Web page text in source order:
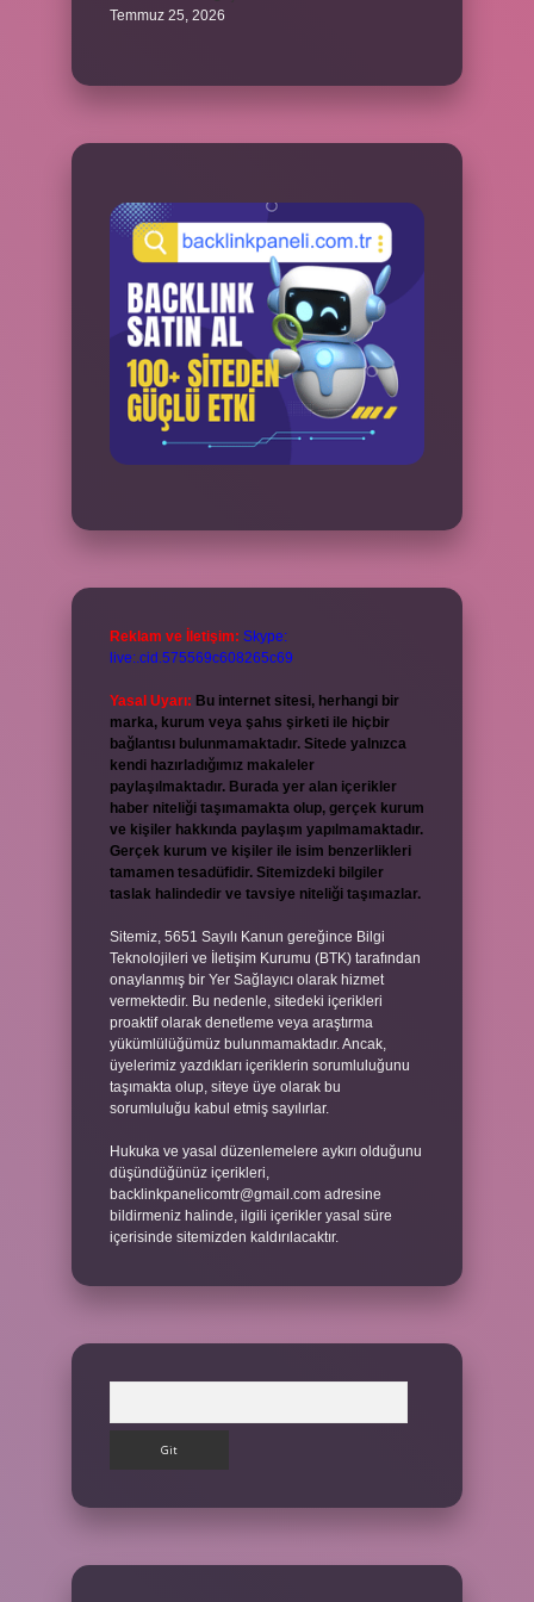
Temmuz 25, 2026
Reklam ve İletişim: Skype:
live:.cid.575569c608265c69
Yasal Uyarı: Bu internet sitesi, herhangi bir
marka, kurum veya şahıs şirketi ile hiçbir
bağlantısı bulunmamaktadır. Sitede yalnızca
kendi hazırladığımız makaleler
paylaşılmaktadır. Burada yer alan içerikler
haber niteliği taşımamakta olup, gerçek kurum
ve kişiler hakkında paylaşım yapılmamaktadır.
Gerçek kurum ve kişiler ile isim benzerlikleri
tamamen tesadüfidir. Sitemizdeki bilgiler
taslak halindedir ve tavsiye niteliği taşımazlar.
Sitemiz, 5651 Sayılı Kanun gereğince Bilgi
Teknolojileri ve İletişim Kurumu (BTK) tarafından
onaylanmış bir Yer Sağlayıcı olarak hizmet
vermektedir. Bu nedenle, sitedeki içerikleri
proaktif olarak denetleme veya araştırma
yükümlülüğümüz bulunmamaktadır. Ancak,
üyelerimiz yazdıkları içeriklerin sorumluluğunu
taşımakta olup, siteye üye olarak bu
sorumluluğu kabul etmiş sayılırlar.
Hukuka ve yasal düzenlemelere aykırı olduğunu
düşündüğünüz içerikleri,
backlinkpanelicomtr@gmail.com adresine
bildirmeniz halinde, ilgili içerikler yasal süre
içerisinde sitemizden kaldırılacaktır.